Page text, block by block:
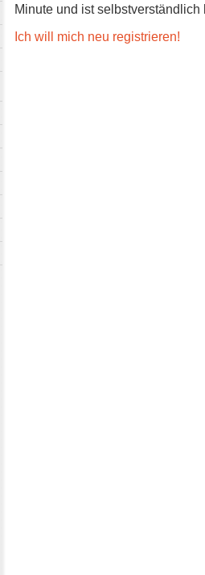
Minute und ist selbstverständlich
Ich will mich neu registrieren!